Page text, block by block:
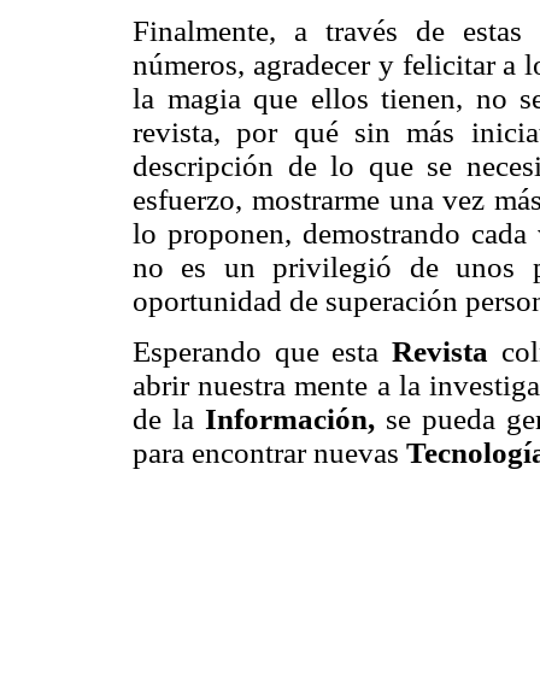
Finalmente, a través de
números, agradecer y felicitar a
la magia que ellos tienen, no
revista, por qué sin más
descripción de lo que se
esfuerzo, mostrarme una vez
lo proponen, demostrando
no es un privilegió de unos
oportunidad de superación
Esperando que esta Revista
abrir nuestra mente a la
de la Información, se pueda
para encontrar nuevas